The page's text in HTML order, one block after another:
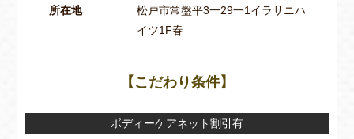
所在地
松戸市常盤平3一29一1イラサニハ
イツ1F春
【こだわり条件】
ボディーケアネット割引有